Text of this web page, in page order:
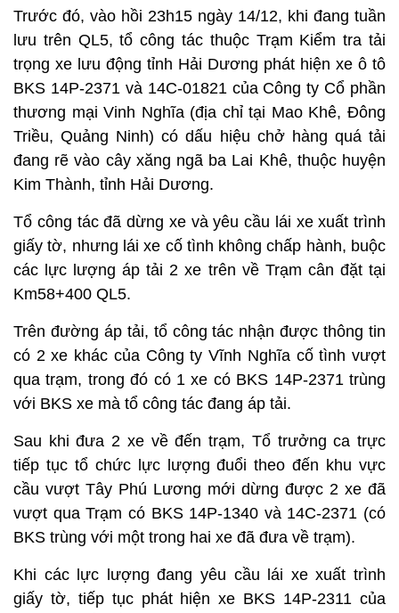
Trước đó, vào hồi 23h15 ngày 14/12, khi đang tuần
lưu trên QL5, tổ công tác thuộc Trạm Kiểm tra tải
trọng xe lưu động tỉnh Hải Dương phát hiện xe ô tô
BKS 14P-2371 và 14C-01821 của Công ty Cổ phần
thương mại Vinh Nghĩa (địa chỉ tại Mao Khê, Đông
Triều, Quảng Ninh) có dấu hiệu chở hàng quá tải
đang rẽ vào cây xăng ngã ba Lai Khê, thuộc huyện
Kim Thành, tỉnh Hải Dương.
Tổ công tác đã dừng xe và yêu cầu lái xe xuất trình
giấy tờ, nhưng lái xe cố tình không chấp hành, buộc
các lực lượng áp tải 2 xe trên về Trạm cân đặt tại
Km58+400 QL5.
Trên đường áp tải, tổ công tác nhận được thông tin
có 2 xe khác của Công ty Vĩnh Nghĩa cố tình vượt
qua trạm, trong đó có 1 xe có BKS 14P-2371 trùng
với BKS xe mà tổ công tác đang áp tải.
Sau khi đưa 2 xe về đến trạm, Tổ trưởng ca trực
tiếp tục tổ chức lực lượng đuổi theo đến khu vực
cầu vượt Tây Phú Lương mới dừng được 2 xe đã
vượt qua Trạm có BKS 14P-1340 và 14C-2371 (có
BKS trùng với một trong hai xe đã đưa về trạm).
Khi các lực lượng đang yêu cầu lái xe xuất trình
giấy tờ, tiếp tục phát hiện xe BKS 14P-2311 của